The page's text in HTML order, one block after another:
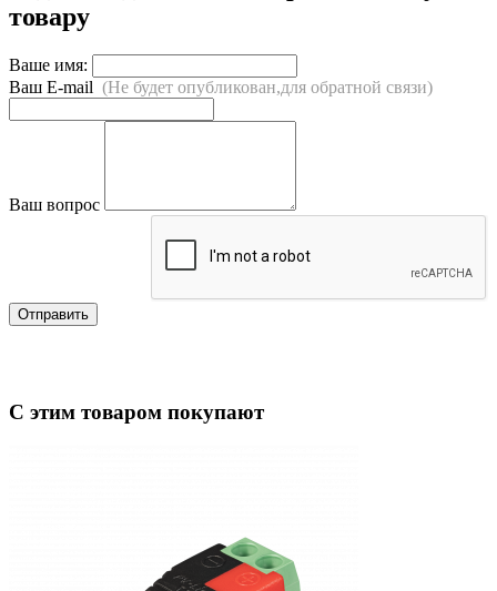
товару
Ваше имя:
Ваш E-mail (Не будет опубликован,для обратной связи)
Ваш вопрос
Отправить
С этим товаром покупают